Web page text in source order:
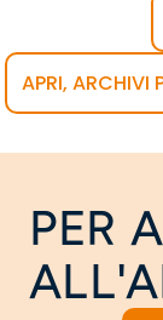
APRI, ARCHIVI
PER